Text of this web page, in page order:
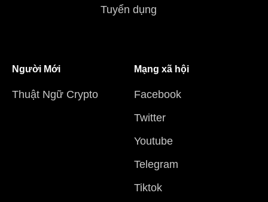
Tuyển dụng
Người Mới
Thuật Ngữ Crypto
Mạng xã hội
Facebook
Twitter
Youtube
Telegram
Tiktok